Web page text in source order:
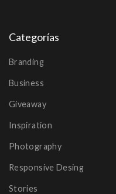
Categorías
Branding
Business
Giveaway
Inspiration
Photography
Responsive Desing
Stories